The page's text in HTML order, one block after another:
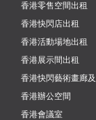
香港零售空間出租
香港快閃店出租
香港活動場地出租
香港展示間出租
香港快閃藝術畫廊
香港辦公空間
香港會議室